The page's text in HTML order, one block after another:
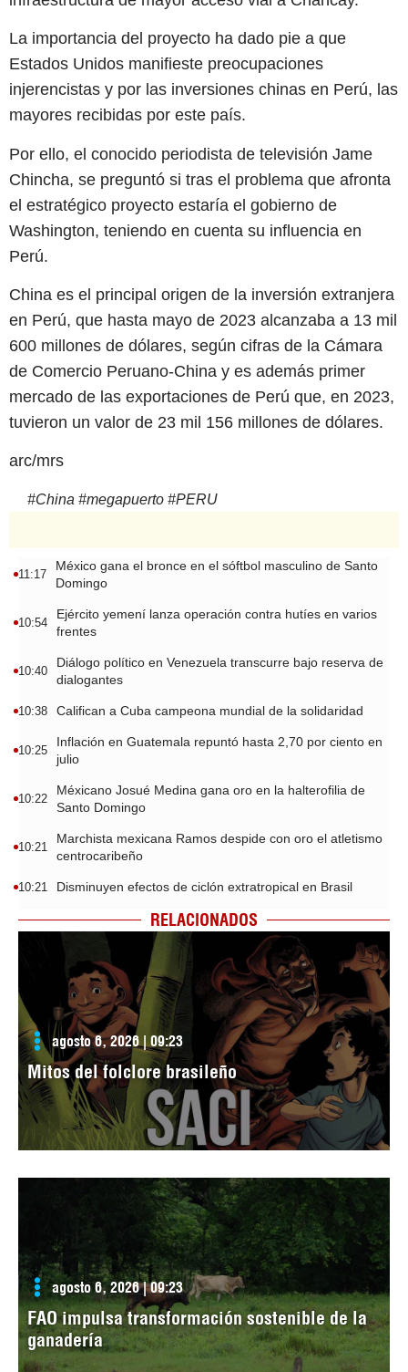
La importancia del proyecto ha dado pie a que
Estados Unidos manifieste preocupaciones
injerencistas y por las inversiones chinas en Perú, las
mayores recibidas por este país.
Por ello, el conocido periodista de televisión Jame
Chincha, se preguntó si tras el problema que afronta
el estratégico proyecto estaría el gobierno de
Washington, teniendo en cuenta su influencia en
Perú.
China es el principal origen de la inversión extranjera
en Perú, que hasta mayo de 2023 alcanzaba a 13 mil
600 millones de dólares, según cifras de la Cámara
de Comercio Peruano-China y es además primer
mercado de las exportaciones de Perú que, en 2023,
tuvieron un valor de 23 mil 156 millones de dólares.
arc/mrs
#China #megapuerto #PERU
11:17
México gana el bronce en el sóftbol masculino de Santo
Domingo
10:54
Ejército yemení lanza operación contra hutíes en varios
frentes
10:40
Diálogo político en Venezuela transcurre bajo reserva de
dialogantes
10:38 Califican a Cuba campeona mundial de la solidaridad
10:25
Inflación en Guatemala repuntó hasta 2,70 por ciento en
julio
10:22
Méxicano Josué Medina gana oro en la halterofilia de
Santo Domingo
10:21
Marchista mexicana Ramos despide con oro el atletismo
centrocaribeño
10:21 Disminuyen efectos de ciclón extratropical en Brasil
RELACIONADOS
agosto 6, 2026 | 09:23
Mitos del folclore brasileño
agosto 6, 2026 | 09:23
FAO impulsa transformación sostenible de la
ganadería